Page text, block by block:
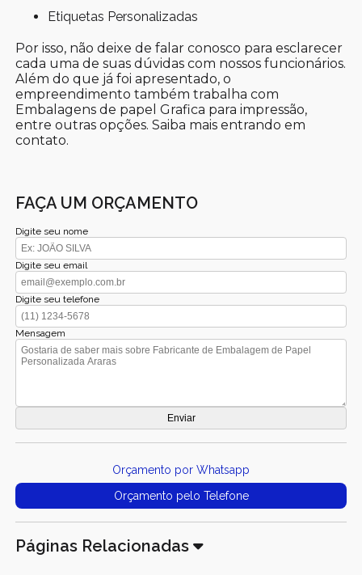
Etiquetas Personalizadas
Por isso, não deixe de falar conosco para esclarecer
cada uma de suas dúvidas com nossos funcionários.
Além do que já foi apresentado, o
empreendimento também trabalha com
Embalagens de papel Grafica para impressão,
entre outras opções. Saiba mais entrando em
contato.
FAÇA UM ORÇAMENTO
Digite seu nome
Digite seu email
Digite seu telefone
Mensagem
Orçamento por Whatsapp
Orçamento pelo Telefone
Páginas Relacionadas